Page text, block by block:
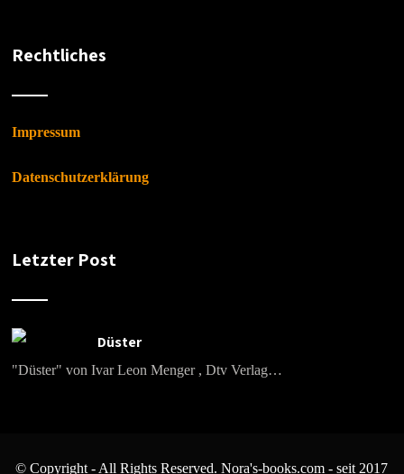
Rechtliches
Impressum
Datenschutzerklärung
Letzter Post
Düster
"Düster" von Ivar Leon Menger , Dtv Verlag…
© Copyright - All Rights Reserved. Nora's-books.com - seit 2017